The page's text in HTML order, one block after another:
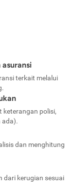
terkait melalui
keterangan polisi,
dan menghitung
dari kerugian sesuai